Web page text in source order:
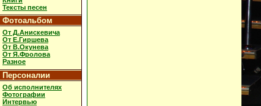
Тексты песен
Фотоальбом
От Д.Анискевича
От Е.Гиршева
От В.Окунева
От Я.Фролова
Разное
Персоналии
Об исполнителях
Фотографии
Интервью